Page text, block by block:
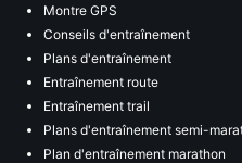
Montre GPS
Conseils d'entraînement
Plans d'entraînement
Entraînement route
Entraînement trail
Plans d'entraînement semi-
Plan d'entraînement marathon